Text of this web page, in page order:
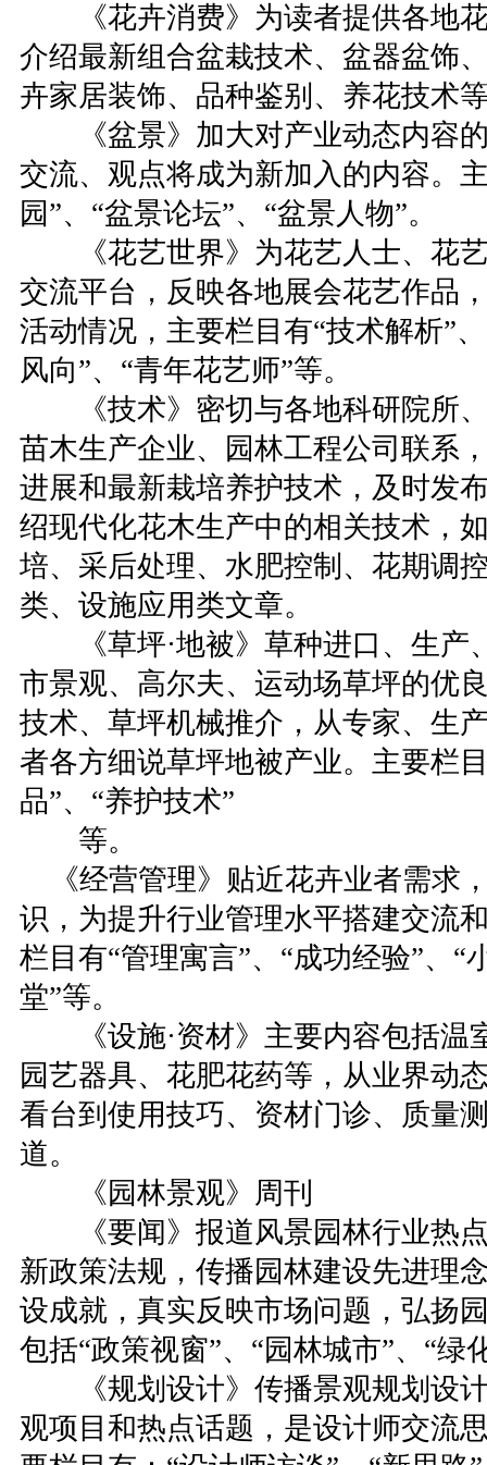
《花卉消费》为读者提供各地花
介绍最新组合盆栽技术、盆器盆饰
卉家居装饰、品种鉴别、养花技术
《盆景》加大对产业动态内容的
交流、观点将成为新加入的内容。
园”、“盆景论坛”、“盆景人物”。
《花艺世界》为花艺人士、花艺
交流平台，反映各地展会花艺作品
活动情况，主要栏目有“技术解析”
风向”、“青年花艺师”等。
《技术》密切与各地科研院所、
苗木生产企业、园林工程公司联系
进展和最新栽培养护技术，及时发
绍现代化花木生产中的相关技术，
培、采后处理、水肥控制、花期调
类、设施应用类文章。
《草坪·地被》草种进口、生产
市景观、高尔夫、运动场草坪的优
技术、草坪机械推介，从专家、生
者各方细说草坪地被产业。主要栏
品”、“养护技术”
等。
《经营管理》贴近花卉业者需求
识，为提升行业管理水平搭建交流
栏目有“管理寓言”、“成功经验”、“
堂”等。
《设施·资材》主要内容包括温
园艺器具、花肥花药等，从业界动
看台到使用技巧、资材门诊、质量
道。
《园林景观》周刊
《要闻》报道风景园林行业热点
新政策法规，传播园林建设先进理
设成就，真实反映市场问题，弘扬
包括“政策视窗”、“园林城市”、“绿
《规划设计》传播景观规划设计
观项目和热点话题，是设计师交流